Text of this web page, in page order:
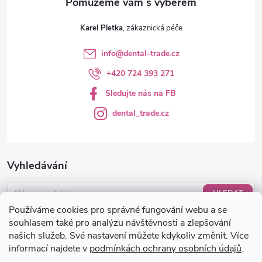
Používáme cookies pro správné fungování webu a se
souhlasem také pro analýzu návštěvnosti a zlepšování
našich služeb. Své nastavení můžete kdykoliv změnit. Více
informací najdete v podmínkách ochrany osobních údajů.
Vyhledávání
HLEDAT
Nákupní košík
0KS /0 KČ
Karel Pletka
info@dental-trade.cz
+420 724 393 271
Sledujte nás na FB
dental_trade.cz